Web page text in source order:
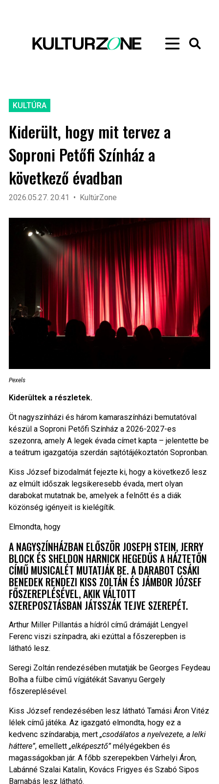
KULTÚRA
Kiderült, hogy mit tervez a
Soproni Petőfi Színház a
következő évadban
2026.05.27. 20:41 KultúrZone
Pexels
Kiderültek a részletek.
Öt nagyszínházi és három kamaraszínházi bemutatóval
készül a Soproni Petőfi Színház a 2026-2027-es
szezonra, amely A legek évada címet kapta – jelentette be
a teátrum igazgatója szerdán sajtótájékoztatón Sopronban.
Kiss József bizodalmát fejezte ki, hogy a következő lesz
az elmúlt időszak legsikeresebb évada, mert olyan
darabokat mutatnak be, amelyek a felnőtt és a diák
közönség igényeit is kielégítik.
Elmondta, hogy
A NAGYSZÍNHÁZBAN ELŐSZÖR JOSEPH STEIN, JERRY
BLOCK ÉS SHELDON HARNICK HEGEDŰS A HÁZTETŐN
CÍMŰ MUSICALÉT MUTATJÁK BE. A DARABOT CSÁKI
BENEDEK RENDEZI KISS ZOLTÁN ÉS JÁMBOR JÓZSEF
FŐSZEREPLÉSÉVEL, AKIK VÁLTOTT
SZEREPOSZTÁSBAN JÁTSSZÁK TEJVE SZEREPÉT.
Arthur Miller Pillantás a hídról című drámáját Lengyel
Ferenc viszi színpadra, aki ezúttal a főszerepben is
látható lesz.
Seregi Zoltán rendezésében mutatják be Georges Feydeau
Bolha a fülbe című vígjátékát Savanyu Gergely
főszereplésével.
Kiss József rendezésében lesz látható Tamási Áron Vitéz
lélek című játéka. Az igazgató elmondta, hogy ez a
kedvenc színdarabja, mert „csodálatos a nyelvezete, a lelki
háttere”, emellett „elképesztő”mélyégekben és
magasságokban jár. A főbb szerepekben Várhelyi Áron,
Labánné Szalai Katalin, Kovács Frigyes és Szabó Sipos
Barnabás lesz látható.